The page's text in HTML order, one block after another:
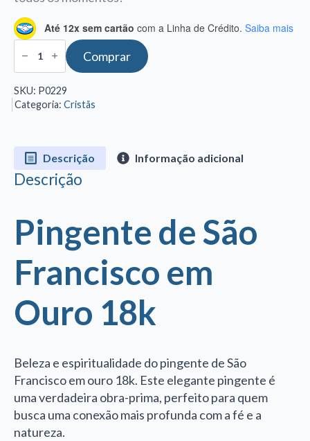
Até 12x sem cartão com a Linha de Crédito. Saiba mais
Medalha
de
São
em
ouro
Comprar
SKU: P0229
Categoria: Cristãs
Descrição Informação adicional
Descrição
Pingente de São
Francisco em
Ouro 18k
Beleza e espiritualidade do pingente de São
Francisco em ouro 18k. Este elegante pingente é
uma verdadeira obra-prima, perfeito para quem
busca uma conexão mais profunda com a fé e a
natureza.